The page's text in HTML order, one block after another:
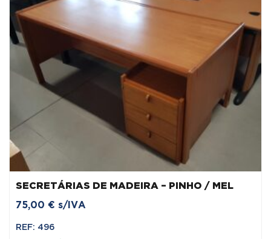
SECRETÁRIAS DE MADEIRA – PINHO / MEL
75,00 € s/IVA
REF: 496